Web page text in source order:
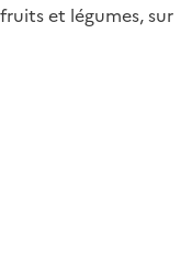
et légumes, sur